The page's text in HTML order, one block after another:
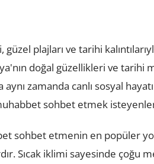
güzel plajları ve tarihi
doğal güzellikleri ve tarihi
zamanda canlı sosyal
sohbet etmek
sohbet etmenin en popüler
Sıcak iklimi sayesinde çoğu